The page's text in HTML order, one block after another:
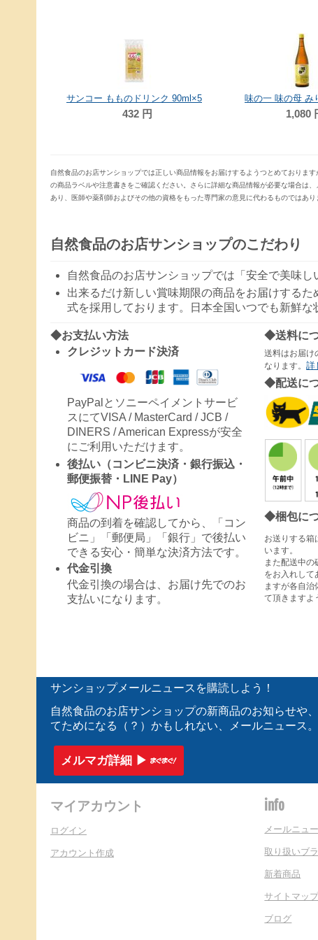
サンコー もものドリンク 90ml×5
432 円
味の一 味の母 み
1,080
自然食品のお店サンショップでは正しい商品情報をお届けするようつとめておりま
の商品ラベルや注意書きをご確認ください。さらに詳細な商品情報が必要な場合は
あり、医師や薬剤師およびその他の資格をもった専門家の意見に代わるものではあ
自然食品のお店サンショップのこだわり
自然食品のお店サンショップでは「安全で美味
出来るだけ新しい賞味期限の商品をお届けする
式を採用しております。日本全国いつでも新鮮な
◆お支払い方法
クレジットカード決済
PayPalとソニーペイメントサービ
スにてVISA / MasterCard / JCB /
DINERS / American Expressが安全
にご利用いただけます。
後払い（コンビニ決済・銀行振込・
郵便振替・LINE Pay）
商品の到着を確認してから、「コン
ビニ」「郵便局」「銀行」で後払い
できる安心・簡単な決済方法です。
代金引換
代金引換の場合は、お届け先でのお
支払いになります。
◆送料に
送料はお届け
なります。詳
◆配送に
◆梱包に
お送りする箱
います。
また配送中
をお入れして
ますが各自治
て頂きますよ
サンショップメールニュースを購読しよう！
自然食品のお店サンショップの新商品のお知らせや
てためになる（？）かもしれない、メールニュース。
メルマガ詳細 ▶︎
マイアカウント
ログイン
アカウント作成
info
メールニュ
取り扱いブ
新着商品
サイトマッ
ブログ